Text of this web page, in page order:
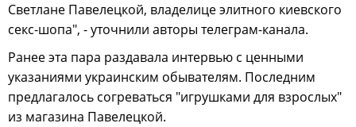
Светлане Павелецкой, владелице элитного киевского
секс-шопа", - уточнили авторы телеграм-канала.
Ранее эта пара раздавала интервью с ценными
указаниями украинским обывателям. Последним
предлагалось согреваться "игрушками для взрослых"
из магазина Павелецкой.